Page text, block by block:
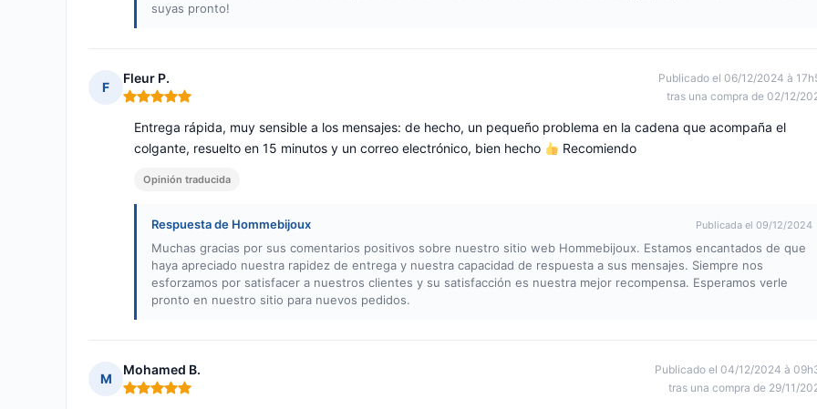
suyas pronto!
F
Fleur P.
Nota: 5 de 5
Publicado el 06/12/2024 à
tras una compra de 02/12/
Entrega rápida, muy sensible a los mensajes: de hecho, un pequeño problema en la cadena que acompaña el
colgante, resuelto en 15 minutos y un correo electrónico, bien hecho
Recomiendo
Opinión traducida
Respuesta de Hommebijoux Publicada el 09/12/2024
Muchas gracias por sus comentarios positivos sobre nuestro sitio web Hommebijoux. Estamos encantados de que
haya apreciado nuestra rapidez de entrega y nuestra capacidad de respuesta a sus mensajes. Siempre nos
esforzamos por satisfacer a nuestros clientes y su satisfacción es nuestra mejor recompensa. Esperamos verle
pronto en nuestro sitio para nuevos pedidos.
M
Mohamed B.
Nota: 5 de 5
Publicado el 04/12/2024 à
tras una compra de 29/11/